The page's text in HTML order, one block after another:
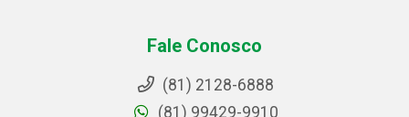
Fale Conosco
(81) 2128-6888
(81) 99429-9910